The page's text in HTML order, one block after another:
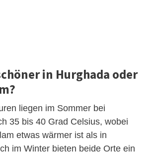
in Hurghada oder
liegen im Sommer bei
35 bis 40 Grad Celsius, wobei
etwas wärmer ist als in
im Winter bieten beide Orte ein